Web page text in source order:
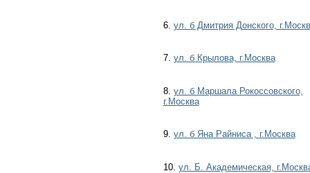
6. ул. б Дмитрия Донского,
7. ул. б Крылова, г.Москва
8. ул. б Маршала Рокоссовского,
г.Москва
9. ул. б Яна Райниса , г.Москва
10. ул. Б. Академическая,